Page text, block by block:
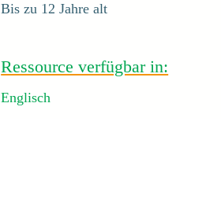
Bis zu 12 Jahre alt
Ressource verfügbar in:
Englisch